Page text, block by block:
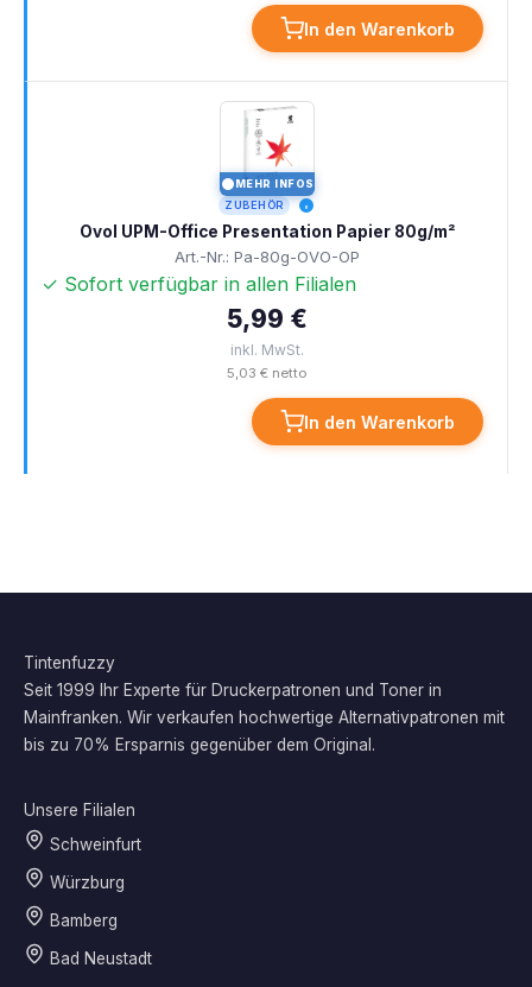
In den Warenkorb
MEHR INFOS
ZUBEHÖR
Ovol UPM-Office Presentation Papier 80g/m²
Art.-Nr.: Pa-80g-OVO-OP
✓ Sofort verfügbar in allen Filialen
5,99 €
inkl. MwSt.
5,03 € netto
In den Warenkorb
Tintenfuzzy
Seit 1999 Ihr Experte für Druckerpatronen und Toner in
Mainfranken. Wir verkaufen hochwertige Alternativpatronen mit
bis zu 70% Ersparnis gegenüber dem Original.
Unsere Filialen
Schweinfurt
Würzburg
Bamberg
Bad Neustadt